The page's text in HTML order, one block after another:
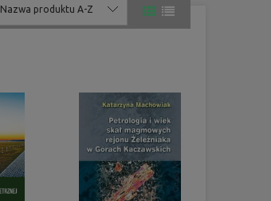
Nazwa produktu A-Z